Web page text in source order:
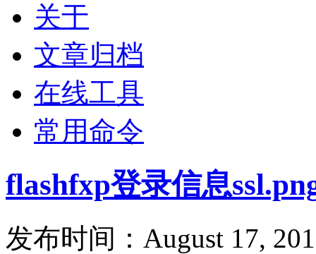
关于
文章归档
在线工具
常用命令
flashfxp登录信息
发布时间：August 17,